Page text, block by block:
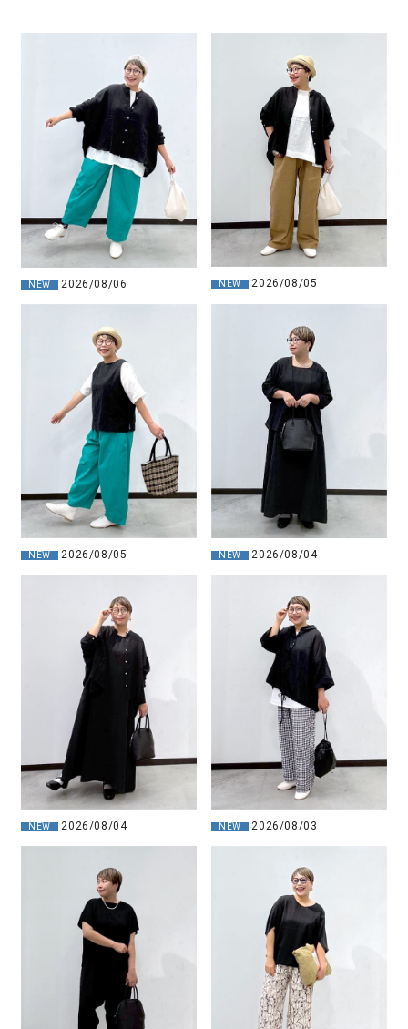
NEW 2026/08/06 NEW 2026/08/05
NEW 2026/08/05 NEW 2026/08/04
NEW 2026/08/04 NEW 2026/08/03